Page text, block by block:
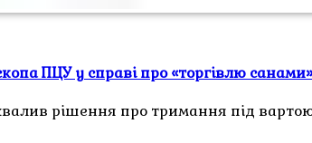
ПЦУ у справі про «торгівлю санами»
рішення про тримання під